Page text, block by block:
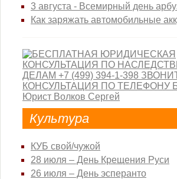
3 августа - Всемирный день
Как заряжать автомобильные
Культура
КУБ свой/чужой
28 июля – День Крещения Руси
26 июля – День эсперанто